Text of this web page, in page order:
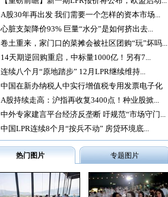
A股30年再出发 我们需要一个怎样的资本市场...
心脏支架降价93% 巨量“水分”是如何挤出去...
卷土重来，家门口的菜摊会被社区团购“玩”坏吗...
14天期逆回购重启，中标量1000亿！另有7...
连续八个月“原地踏步” 12月LPR继续维持...
中国在新办纳税人中实行增值税专用发票电子化
A股持续走高：沪指再收复3400点！种业股掀...
中外专家建言平台经济反垄断 吁规范“市场守门...
中国LPR连续8个月“按兵不动” 房贷环境底...
热门图片 专题图片